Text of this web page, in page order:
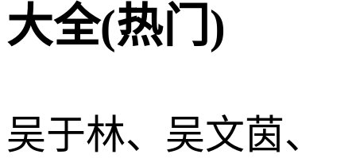
大全(热门)
吴于林、吴文茵、